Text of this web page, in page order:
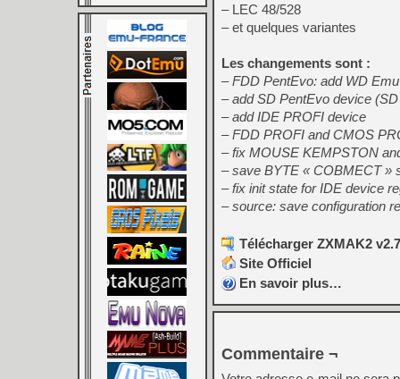
– LEC 48/528
– et quelques variantes
Les changements sont :
– FDD PentEvo: add WD Emu
– add SD PentEvo device
– add IDE PROFI device
– FDD PROFI and CMOS
– fix MOUSE KEMPSTON
– save BYTE « COBMECT »
– fix init state for IDE device
– source: save configuration
Télécharger ZXMAK2
Site Officiel
En savoir plus…
Commentaire ¬